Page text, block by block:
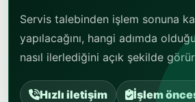
Servis talebinden işlem sonuna
yapılacağını, hangi adımda
nasıl ilerlediğini açık şekilde
Hızlı iletişim İşlem